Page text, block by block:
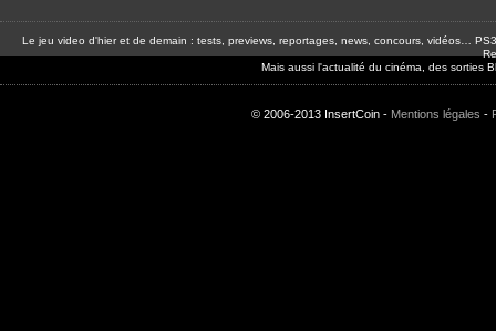
Le jeu video d'hier et de demain : tests, previews, reportages, news, concours, vidéos…
Mais aussi l'actualité du cinéma, des sorties
© 2006-2013 InsertCoin - Mentions légales -